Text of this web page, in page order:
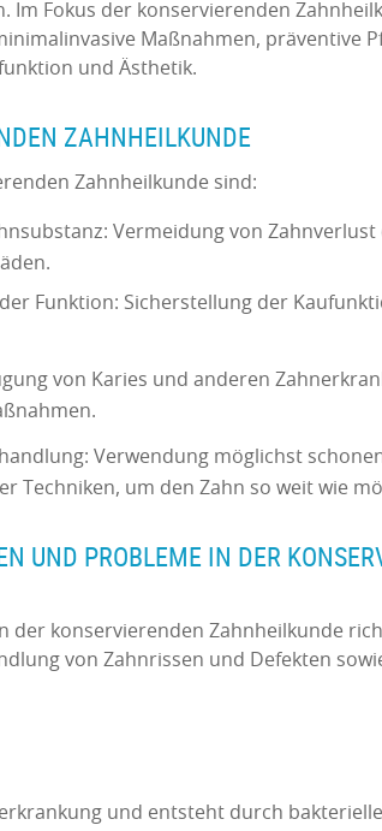
Im Fokus der konservierenden
Maßnahmen, präventive
und Ästhetik.
ZAHNHEILKUNDE
Zahnheilkunde sind:
Vermeidung von
Funktion: Sicherstellung der
von Karies und anderen
Verwendung möglichst
Techniken, um den Zahn so weit wie
UND PROBLEME IN DER
der konservierenden Zahnheilkunde
von Zahnrissen und Defekten
und entsteht durch